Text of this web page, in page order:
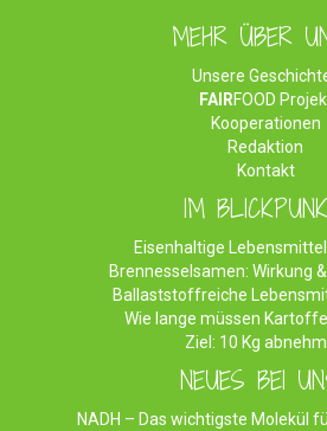
MEHR ÜBER
Unsere
FAIRFOOD
Kooperationen
Redaktion
Kontakt
IM
Eisenhaltige
Brennesselsamen: Wirkung
Ballaststoffreiche
Wie lange müssen
Ziel: 10 Kg
NEUES BEI
NADH – Das wichtigste Molekül